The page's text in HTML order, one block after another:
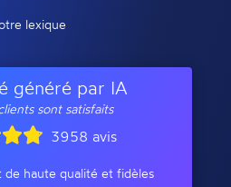
lexique
généré par IA
sont satisfaits
3958 avis
de haute qualité et fidèles